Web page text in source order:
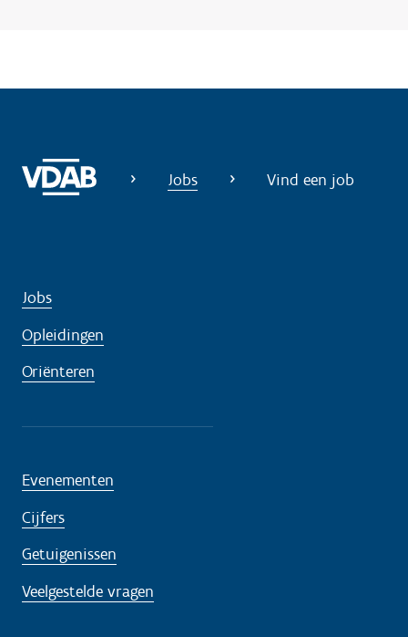
Jobs Vind een job
Jobs
Opleidingen
Oriënteren
Evenementen
Cijfers
Getuigenissen
Veelgestelde vragen